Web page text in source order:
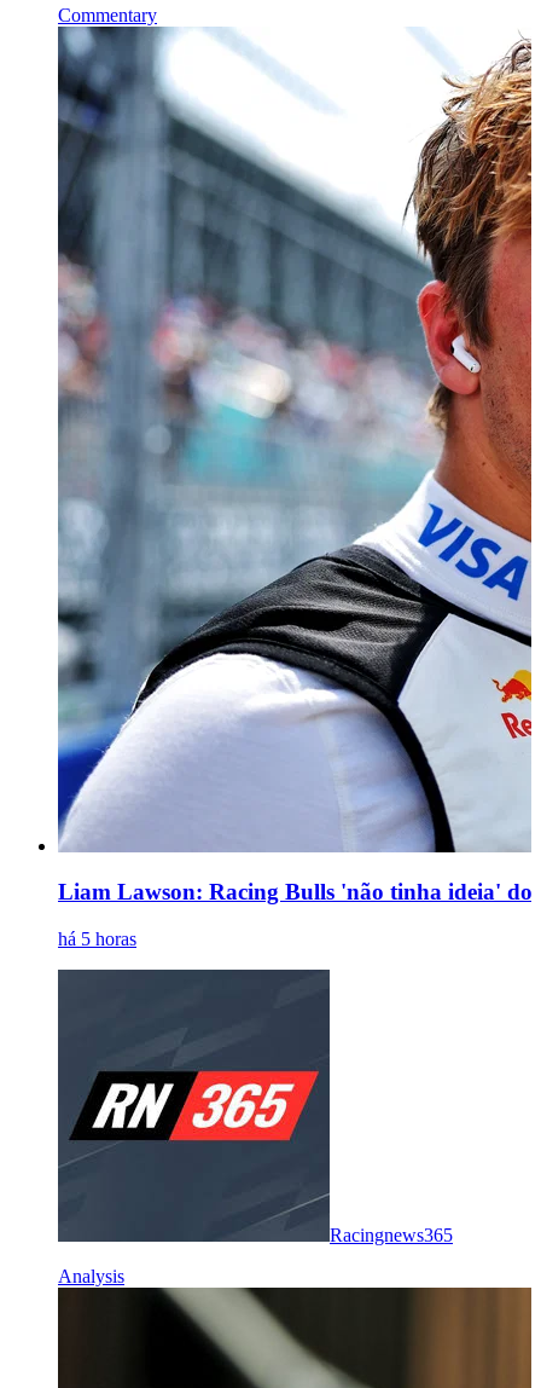
Commentary
Liam Lawson: Racing Bulls 'não tinha ideia'
há 5 horas
Racingnews365
Analysis